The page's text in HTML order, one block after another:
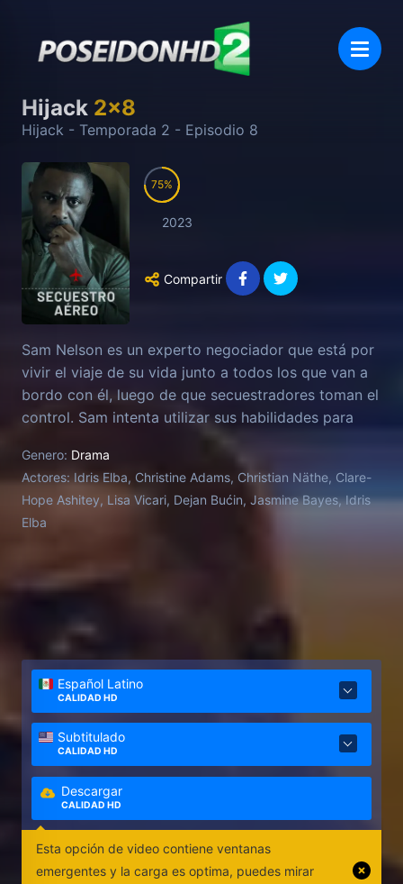
Hijack 2x8
Hijack - Temporada 2 - Episodio 8
75
2023
Compartir
Sam Nelson es un experto negociador que está por
vivir el viaje de su vida junto a todos los que van a
bordo con él, luego de que secuestradores toman el
control. Sam intenta utilizar sus habilidades para
detenerlos..., pero los riesgos van aumentando.
Genero: Drama
Actores: Idris Elba, Christine Adams, Christian Näthe, Clare-
Hope Ashitey, Lisa Vicari, Dejan Bućin, Jasmine Bayes, Idris
Elba
Español Latino
CALIDAD HD
Subtitulado
CALIDAD HD
Descargar
CALIDAD HD
Esta opción de video contiene ventanas
emergentes y la carga es optima, puedes mirar